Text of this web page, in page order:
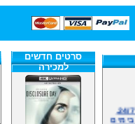
אתרנו פועל באופן סדיר 24/7,
סרטים חדשים
למכירה